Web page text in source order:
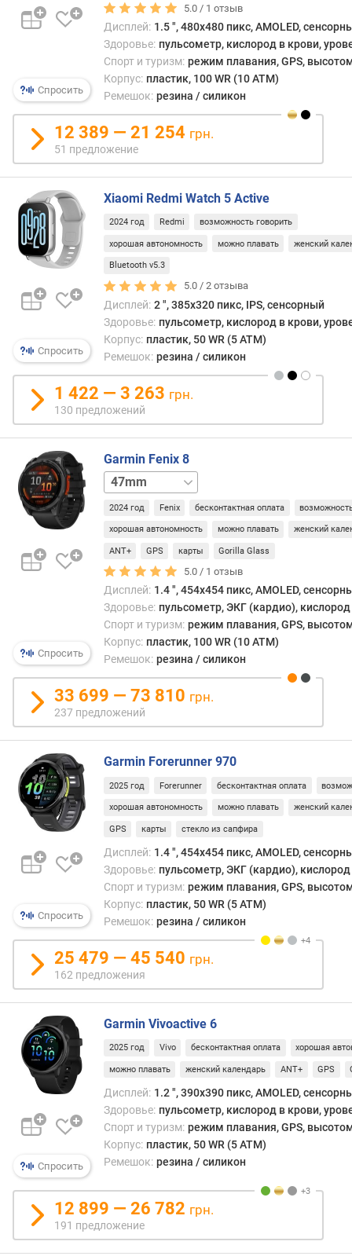
очень
они
по
При
не
этот
—
о
г
д
е
ш
е
в
ы
м
п
о
о
з
ы
м
п
о
д
а
т
е
д
о
б
в
л
п
к
и
ч
е
с
т
у
п
д
ж
н
и
й
д
а
г
н
а
ь
Спросить
5.0 / 1 отзыв
Дисплей: 1.5 ", 480x480 пикс, AMOLED,
Здоровье: пульсометр, кислород в крови,
Спорт и туризм: режим плавания, GPS,
Корпус: пластик, 100 WR (10 ATM)
Ремешок: резина / силикон
12 389 — 21 254 грн.
51 предложение
Спросить
Xiaomi Redmi Watch 5 Active
2024 год Redmi возможность говорить
хорошая автономность можно плавать женский
Bluetooth v5.3
5.0 /2 отзыва
Дисплей: 2 ", 385x320 пикс, IPS, сенсорный
Здоровье: пульсометр, кислород в крови,
Корпус: пластик, 50 WR (5 ATM)
Ремешок: резина / силикон
1 422 — 3 263 грн.
130 предложений
Спросить
Garmin Fenix 8
43mm51mm
2024 год Fenix бесконтактная оплата
хорошая автономность можно плавать женский
ANT+ GPS карты Gorilla Glass
5.0 / 1 отзыв
Дисплей: 1.4 ", 454x454 пикс, AMOLED,
Здоровье: пульсометр, ЭКГ (кардио), кислород
Спорт и туризм: режим плавания, GPS,
Корпус: пластик, 100 WR (10 ATM)
Ремешок: резина / силикон
33 699 — 73 810 грн.
237 предложений
Спросить
Garmin Forerunner 970
2025 год Forerunner бесконтактная оплата
хорошая автономность можно плавать женский
GPS карты стекло из сапфира
Дисплей: 1.4 ", 454x454 пикс, AMOLED,
Здоровье: пульсометр, ЭКГ (кардио), кислород
Спорт и туризм: режим плавания, GPS,
Корпус: пластик, 50 WR (5 ATM)
Ремешок: резина / силикон
25 479 — 45 540 грн.
162 предложения
Спросить
Garmin Vivoactive 6
2025 год Vivo бесконтактная оплата хорошая
можно плавать женский календарь ANT+ GPS
Дисплей: 1.2 ", 390x390 пикс, AMOLED,
Здоровье: пульсометр, кислород в крови,
Спорт и туризм: режим плавания, GPS,
Корпус: пластик, 50 WR (5 ATM)
Ремешок: резина / силикон
12 899 — 26 782 грн.
191 предложение